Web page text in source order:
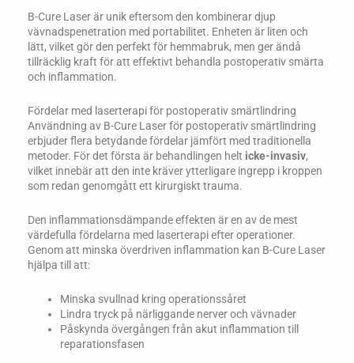
B-Cure Laser är unik eftersom den kombinerar djup
vävnadspenetration med portabilitet. Enheten är liten och
lätt, vilket gör den perfekt för hemmabruk, men ger ändå
tillräcklig kraft för att effektivt behandla postoperativ smärta
och inflammation.
Fördelar med laserterapi för postoperativ smärtlindring
Användning av B-Cure Laser för postoperativ smärtlindring
erbjuder flera betydande fördelar jämfört med traditionella
metoder. För det första är behandlingen helt icke-invasiv,
vilket innebär att den inte kräver ytterligare ingrepp i kroppen
som redan genomgått ett kirurgiskt trauma.
Den inflammationsdämpande effekten är en av de mest
värdefulla fördelarna med laserterapi efter operationer.
Genom att minska överdriven inflammation kan B-Cure Laser
hjälpa till att:
Minska svullnad kring operationssåret
Lindra tryck på närliggande nerver och vävnader
Påskynda övergången från akut inflammation till
reparationsfasen